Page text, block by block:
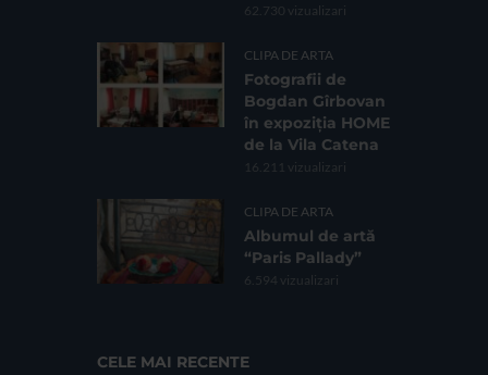
62.730 vizualizari
CLIPA DE ARTA
Fotografii de
Bogdan Gîrbovan
în expoziția HOME
de la Vila Catena
16.211 vizualizari
CLIPA DE ARTA
Albumul de artă
“Paris Pallady”
6.594 vizualizari
CELE MAI RECENTE